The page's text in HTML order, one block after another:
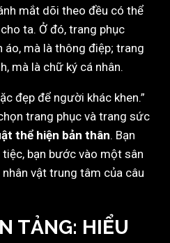
mắt dõi theo đều có thể
ta. Ở đó, trang phục
áo, mà là thông điệp; trang
mà là chữ ký cá nhân.
đẹp để người khác khen.”
trang phục và trang sức
thể hiện bản thân. Bạn
bạn bước vào một sân
vật trung tâm của câu
TẢNG: HIỂU